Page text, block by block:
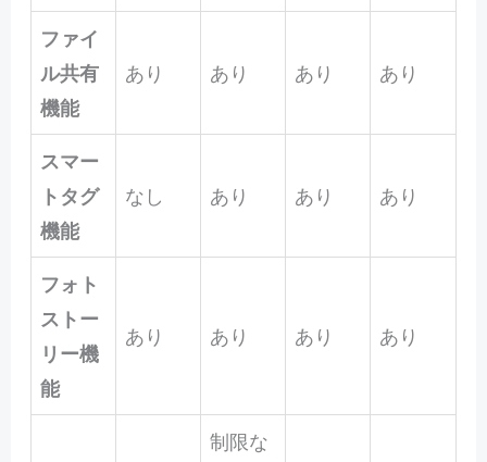
ファイ
ル共有
機能
あり あり あり あり
スマー
トタグ
機能
なし あり あり あり
フォト
ストー
リー機
能
あり あり あり あり
制限な